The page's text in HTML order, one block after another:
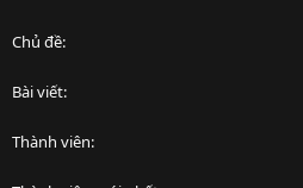
Chủ đề
Bài viết
Thành viên